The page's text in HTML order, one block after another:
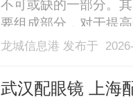
不可或缺的一部分。
要组成部分，对于提
重要的作用。本文将
用户的地理位置来优
龙城信息港 发布于
武汉配眼镜 上海